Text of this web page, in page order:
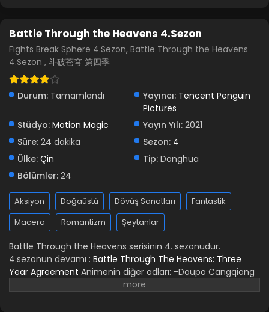
Battle Through the Heavens 4.Sezon
Fights Break Sphere 4.Sezon, Battle Through the Heavens
4.Sezon , 斗破苍穹 第四季
Durum: Tamamlandı Yayıncı: Tencent Penguin
Pictures
Stüdyo: Motion Magic Yayın Yılı: 2021
Süre: 24 dakika Sezon: 4
Ülke: Çin Tip: Donghua
Bölümler: 24
Aksiyon Doğaüstü Dövüş Sanatları
Fantastik
Macera
Romantizm Şeytanlar
Battle Through the Heavens serisinin 4. sezonudur.
4.sezonun devamı : Battle Through The Heavens: Three
Year Agreement Animenin diğer adları: -Doupo Cangqiong
-Fights Break Sphere -斗破苍穹 第四季 -Battle Through the